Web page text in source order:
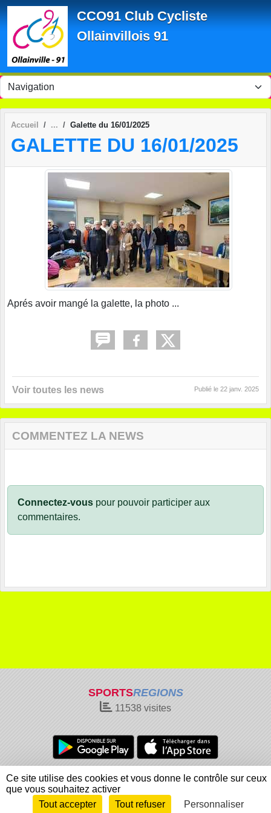
CCO91 Club Cycliste
Ollainvillois 91
Accueil Galette du 16/01/2025
GALETTE DU 16/01/2025
Aprés avoir mangé la galette, la photo ...
Voir toutes les news Publié le 22 janv. 2025
COMMENTEZ LA NEWS
Connectez-vous pour pouvoir participer aux
commentaires.
SPORTSREGIONS
11538 visites
Charte cookies
Gestion des cookies
Informations légales
Signaler un contenu inapproprié
Envie de participer ?
Connexion
Panneau de gestion des cookies
Ce site utilise des cookies et vous donne le contrôle sur ceux
que vous souhaitez activer
Tout accepter
Tout refuser Personnaliser